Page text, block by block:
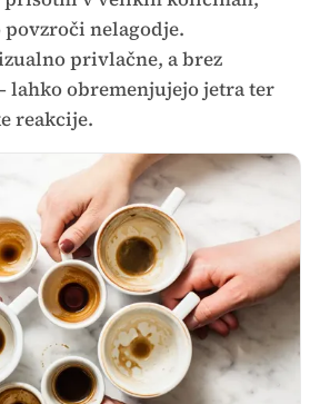
nelagodje.
privlačne, a brez
lahko obremenjujejo jetra ter
reakcije.